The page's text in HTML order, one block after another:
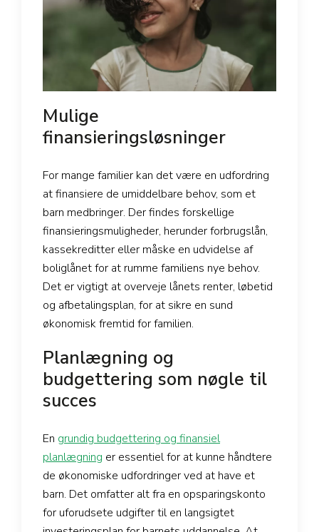
Mulige
finansieringsløsninger
For mange familier kan det være en udfordring
at finansiere de umiddelbare behov, som et
barn medbringer. Der findes forskellige
finansieringsmuligheder, herunder forbrugslån,
kassekreditter eller måske en udvidelse af
boliglånet for at rumme familiens nye behov.
Det er vigtigt at overveje lånets renter, løbetid
og afbetalingsplan, for at sikre en sund
økonomisk fremtid for familien.
Planlægning og
budgettering som nøgle til
succes
En grundig budgettering og finansiel
planlægning er essentiel for at kunne håndtere
de økonomiske udfordringer ved at have et
barn. Det omfatter alt fra en opsparingskonto
for uforudsete udgifter til en langsigtet